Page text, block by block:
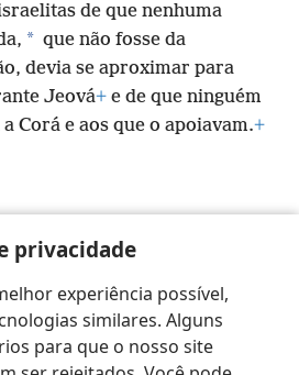
privacidade
experiência possível,
similares. Alguns
para que o nosso site
de que nenhuma
* que não fosse da
devia se aproximar para
Jeová+ e de que ninguém
Corá e aos que o apoiavam.+
(Brasil) Preferências
Bible and Tract Society of Pennsylvania